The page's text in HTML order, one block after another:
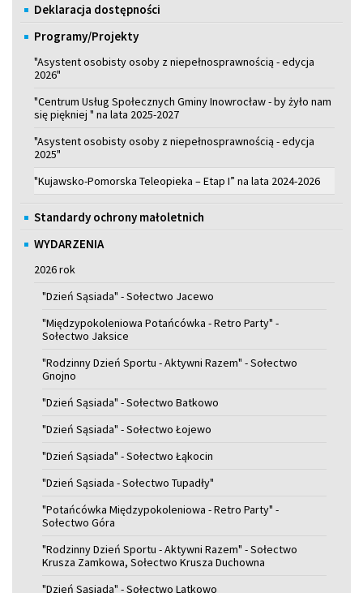
Deklaracja dostępności
Programy/Projekty
"Asystent osobisty osoby z niepełnosprawnością - edycja
2026"
"Centrum Usług Społecznych Gminy Inowrocław - by żyło nam
się piękniej " na lata 2025-2027
"Asystent osobisty osoby z niepełnosprawnością - edycja
2025"
"Kujawsko-Pomorska Teleopieka – Etap I” na lata 2024-2026
Standardy ochrony małoletnich
WYDARZENIA
2026 rok
"Dzień Sąsiada" - Sołectwo Jacewo
"Międzypokoleniowa Potańcówka - Retro Party" -
Sołectwo Jaksice
"Rodzinny Dzień Sportu - Aktywni Razem" - Sołectwo
Gnojno
"Dzień Sąsiada" - Sołectwo Batkowo
"Dzień Sąsiada" - Sołectwo Łojewo
"Dzień Sąsiada" - Sołectwo Łąkocin
"Dzień Sąsiada - Sołectwo Tupadły"
"Potańcówka Międzypokoleniowa - Retro Party" -
Sołectwo Góra
"Rodzinny Dzień Sportu - Aktywni Razem" - Sołectwo
Krusza Zamkowa, Sołectwo Krusza Duchowna
"Dzień Sąsiada" - Sołectwo Latkowo